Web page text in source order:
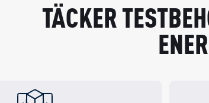
TÄCKER